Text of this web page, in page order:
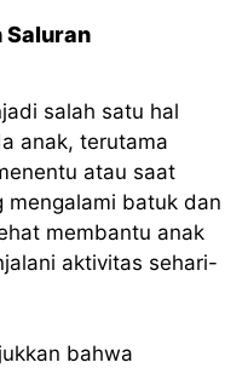
Saluran
salah satu hal
anak, terutama
atau saat
mengalami batuk dan
membantu anak
aktivitas sehari-
bahwa